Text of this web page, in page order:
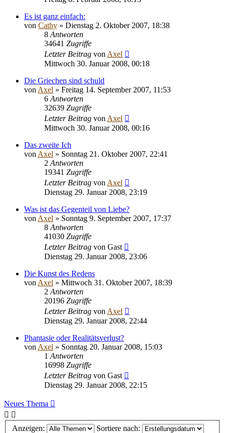
Es ist ganz einfach:
von Cathy » Dienstag 2. Oktober 2007, 18:38
8 Antworten
34641 Zugriffe
Letzter Beitrag vonAxel
Mittwoch 30. Januar 2008, 00:18
Die Griechen sind schuld
vonAxel » Freitag 14. September 2007, 11:53
6 Antworten
32639 Zugriffe
Letzter Beitrag vonAxel
Mittwoch 30. Januar 2008, 00:16
Das zweite Ich
vonAxel » Sonntag 21. Oktober 2007, 22:41
2 Antworten
19341 Zugriffe
Letzter Beitrag vonAxel
Dienstag 29. Januar 2008, 23:19
Was ist das Gegenteil von Liebe?
vonAxel » Sonntag 9. September 2007, 17:37
8 Antworten
41030 Zugriffe
Letzter Beitrag von Gast
Dienstag 29. Januar 2008, 23:06
Die Kunst des Redens
vonAxel » Mittwoch 31. Oktober 2007, 18:39
2 Antworten
20196 Zugriffe
Letzter Beitrag vonAxel
Dienstag 29. Januar 2008, 22:44
Phantasie oder Realitätsverlust?
vonAxel » Sonntag 20. Januar 2008, 15:03
1 Antworten
16998 Zugriffe
Letzter Beitrag von Gast
Dienstag 29. Januar 2008, 22:15
Neues Thema
Anzeigen:
Sortiere nach: